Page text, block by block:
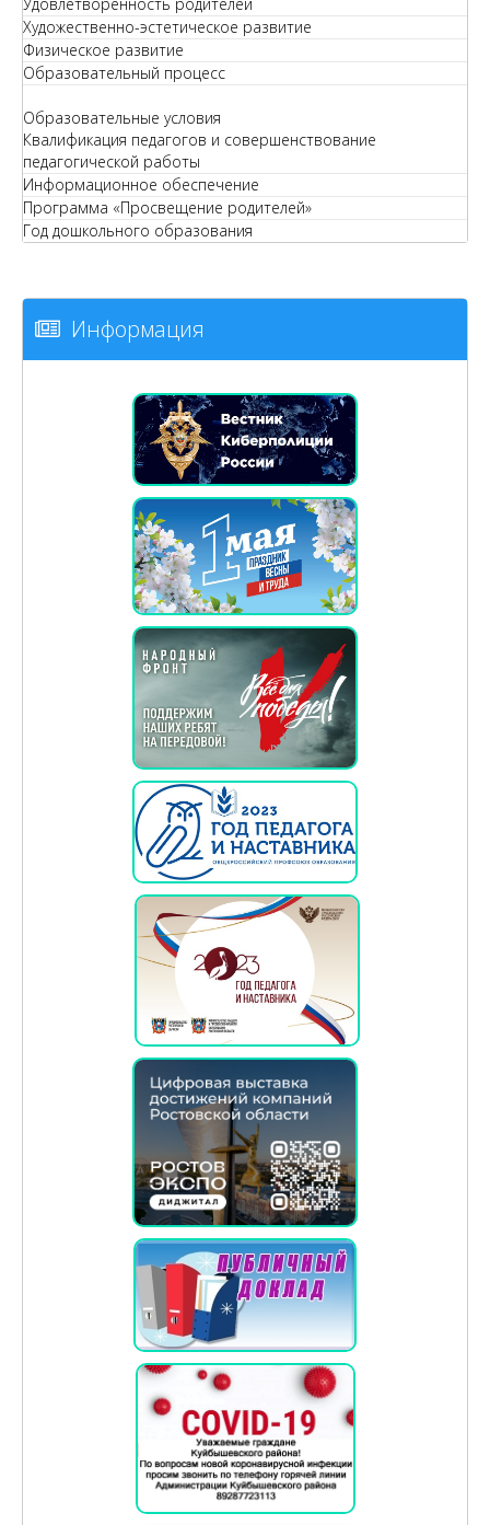
Художественно-эстетическое развитие
Физическое развитие
Образовательный процесс
Образовательные условия
Квалификация педагогов и совершенствование
педагогической работы
Информационное обеспечение
Программа «Просвещение родителей»
Год дошкольного образования
Информация